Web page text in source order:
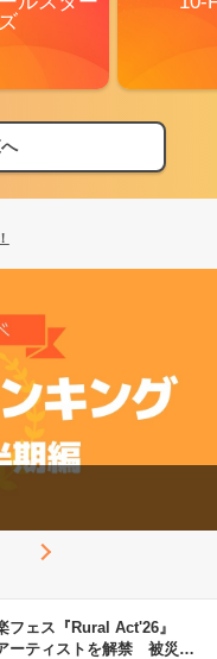
ズ
表！
ス特集2026】
フェス『Rural Act'26』
ーティストを解禁 被災地